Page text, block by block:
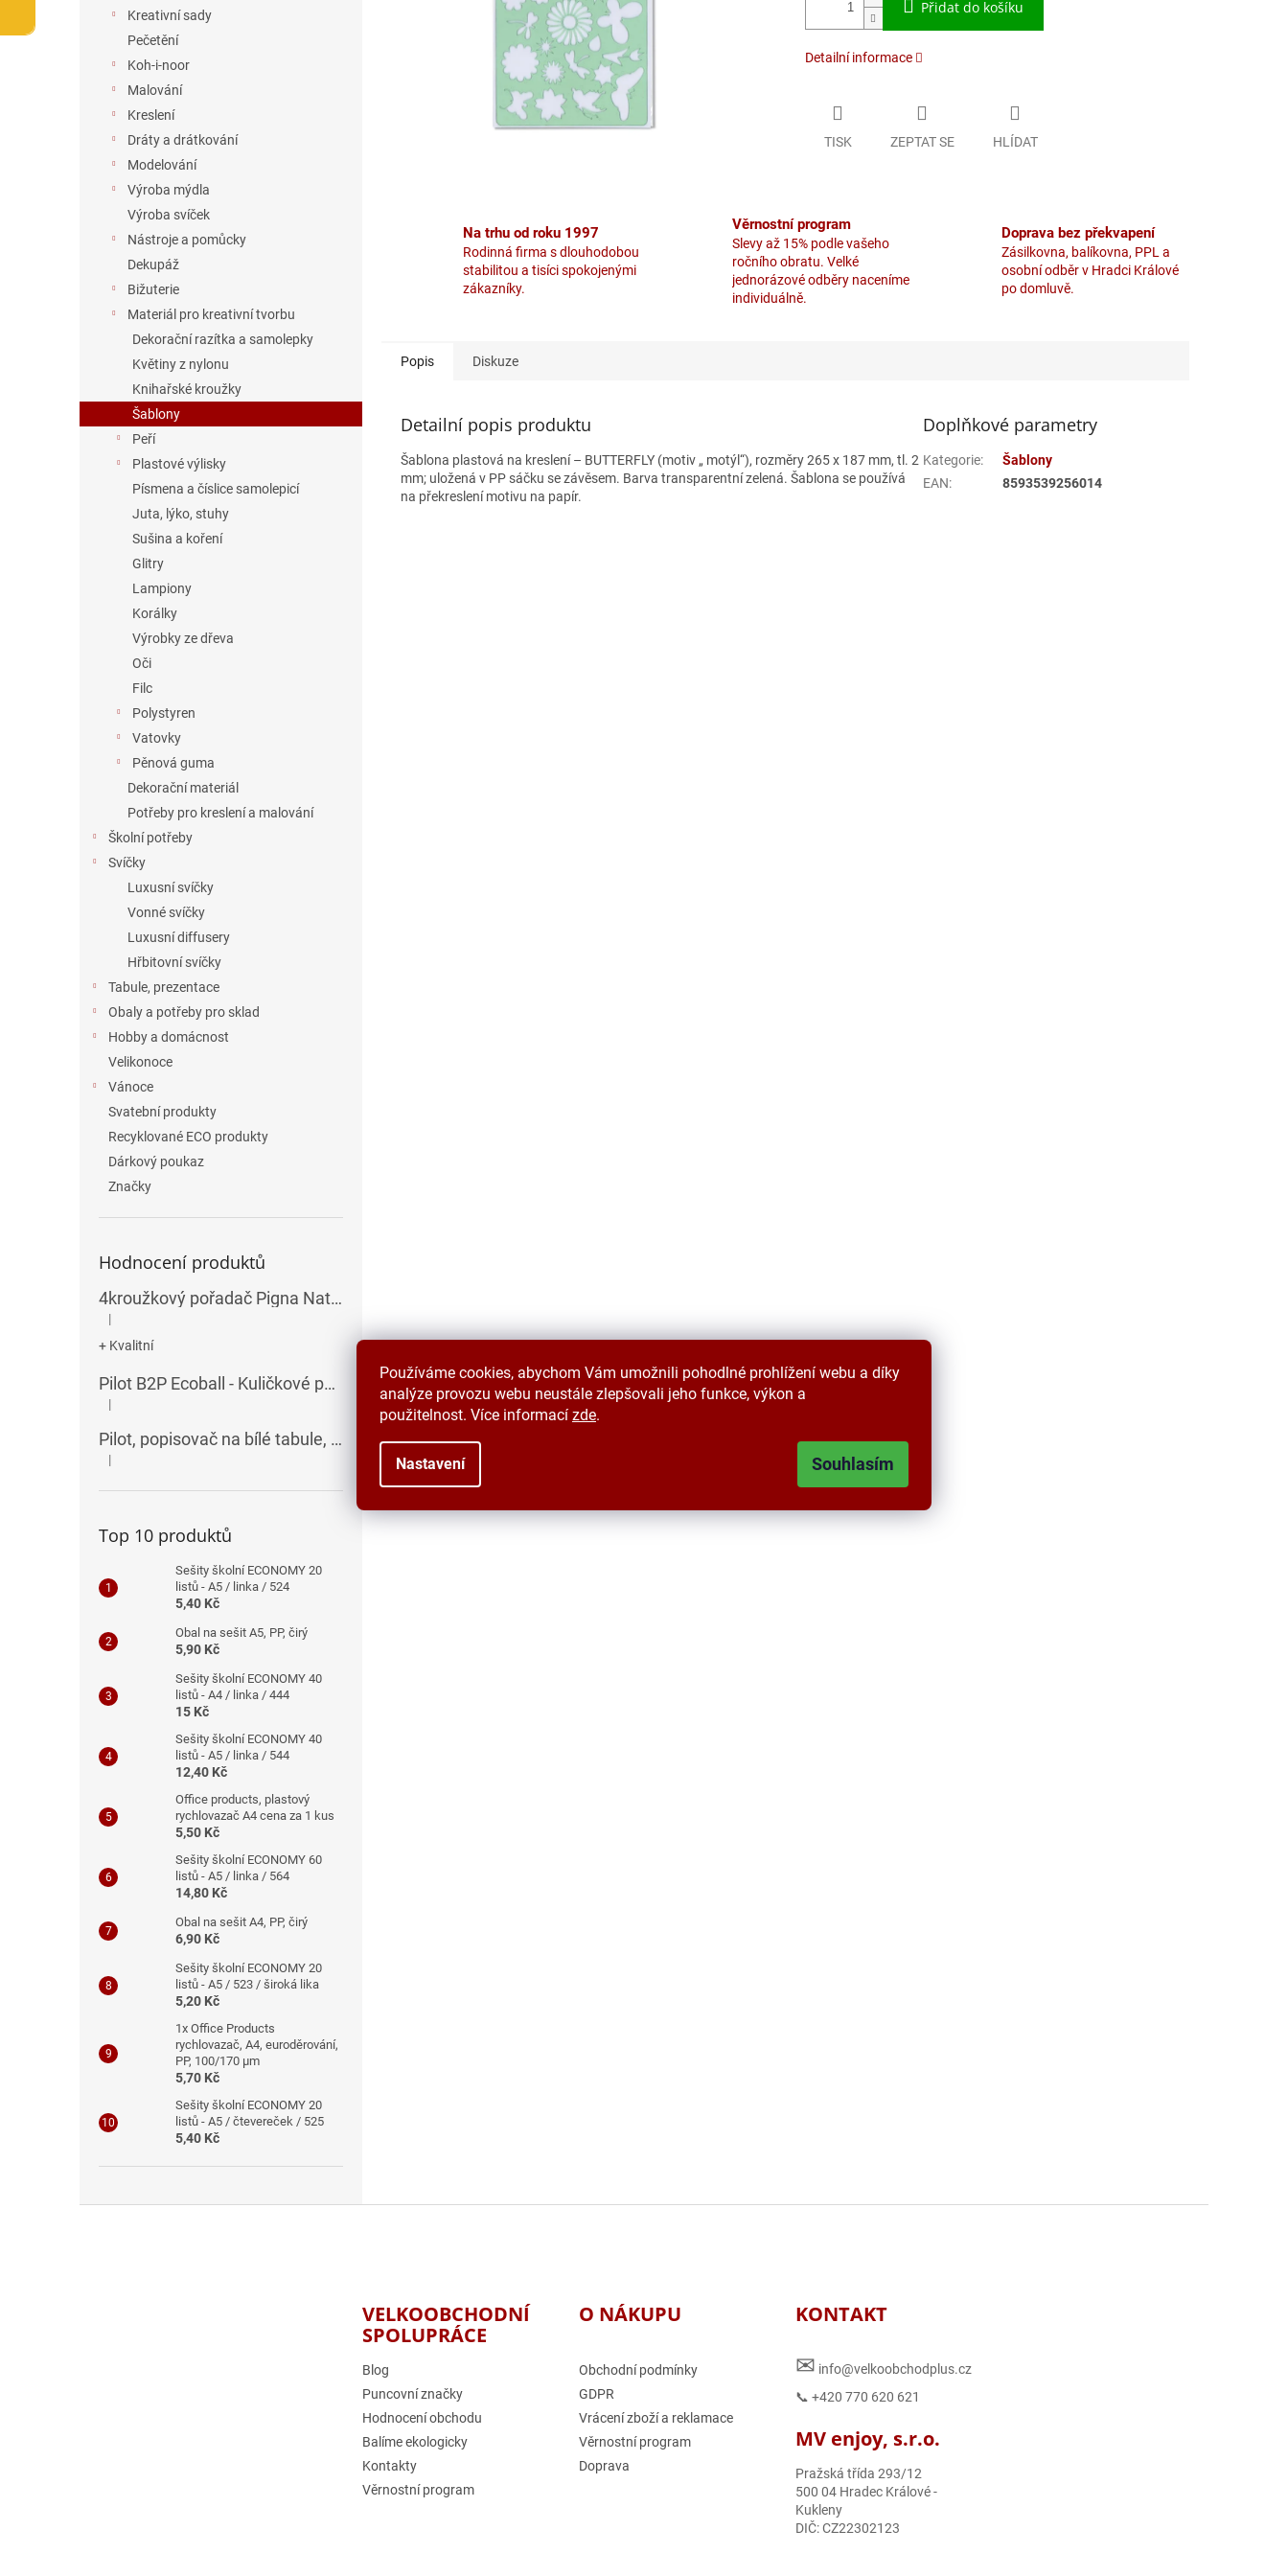
Používáme cookies, abychom Vám umožnili pohodlné prohlížení webu a díky
analýze provozu webu neustále zlepšovali jeho funkce, výkon a
použitelnost. Více informací zde.
Nastavení Souhlasím
Kreativní sady
Pečetění
Koh-i-noor
Malování
Kreslení
Dráty a drátkování
Modelování
Výroba mýdla
Výroba svíček
Nástroje a pomůcky
Dekupáž
Bižuterie
Materiál pro kreativní tvorbu
Dekorační razítka a samolepky
Květiny z nylonu
Knihařské kroužky
Šablony
Peří
Plastové výlisky
Písmena a číslice samolepicí
Juta, lýko, stuhy
Sušina a koření
Glitry
Lampiony
Korálky
Výrobky ze dřeva
Oči
Filc
Polystyren
Vatovky
Pěnová guma
Dekorační materiál
Potřeby pro kreslení a malování
Školní potřeby
Svíčky
Luxusní svíčky
Vonné svíčky
Luxusní diffusery
Hřbitovní svíčky
Tabule, prezentace
Obaly a potřeby pro sklad
Hobby a domácnost
Velikonoce
Vánoce
Svatební produkty
Recyklované ECO produkty
Dárkový poukaz
Značky
Hodnocení produktů
4kroužkový pořadač Pigna Nature Flowers - A4, 35 mm, mix motivů
Hodnocení produktu je 5 z 5 hvězdiček.
|
+ Kvalitní
Pilot B2P Ecoball - Kuličkové pero
Hodnocení produktu je 5 z 5 hvězdiček.
|
Pilot, popisovač na bílé tabule, seříznutý hrot, V-Board Master Chisel
Hodnocení produktu je 5 z 5 hvězdiček.
|
Top 10 produktů
Sešity školní ECONOMY 20
listů - A5 / linka / 524
5,40 Kč
Obal na sešit A5, PP, čirý
5,90 Kč
Sešity školní ECONOMY 40
listů - A4 / linka / 444
15 Kč
Sešity školní ECONOMY 40
listů - A5 / linka / 544
12,40 Kč
Office products, plastový
rychlovazač A4 cena za 1 kus
5,50 Kč
Sešity školní ECONOMY 60
listů - A5 / linka / 564
14,80 Kč
Obal na sešit A4, PP, čirý
6,90 Kč
Sešity školní ECONOMY 20
listů - A5 / 523 / široká lika
5,20 Kč
1x Office Products
rychlovazač, A4, euroděrování,
PP, 100/170 μm
5,70 Kč
Sešity školní ECONOMY 20
listů - A5 / čtevereček / 525
5,40 Kč
Přidat do košíku
Detailní informace
TISK ZEPTAT SE HLÍDAT
Na trhu od roku 1997
Rodinná firma s dlouhodobou
stabilitou a tisíci spokojenými
zákazníky.
Věrnostní program
Slevy až 15% podle vašeho
ročního obratu. Velké
jednorázové odběry naceníme
individuálně.
Doprava bez překvapení
Zásilkovna, balíkovna, PPL a
osobní odběr v Hradci Králové
po domluvě.
Popis Diskuze
Detailní popis produktu
Šablona plastová na kreslení – BUTTERFLY (motiv „ motýl“), rozměry 265 x 187 mm, tl. 2
mm; uložená v PP sáčku se závěsem. Barva transparentní zelená. Šablona se používá
na překreslení motivu na papír.
Doplňkové parametry
Kategorie:
Šablony
EAN: 8593539256014
VELKOOBCHODNÍ
SPOLUPRÁCE
Blog
Puncovní značky
Hodnocení obchodu
Balíme ekologicky
Kontakty
Věrnostní program
O NÁKUPU
Obchodní podmínky
GDPR
Vrácení zboží a reklamace
Věrnostní program
Doprava
KONTAKT
✉ info@velkoobchodplus.cz
📞 +420 770 620 621
MV enjoy, s.r.o.
Pražská třída 293/12
500 04 Hradec Králové -
Kukleny
DIČ: CZ22302123